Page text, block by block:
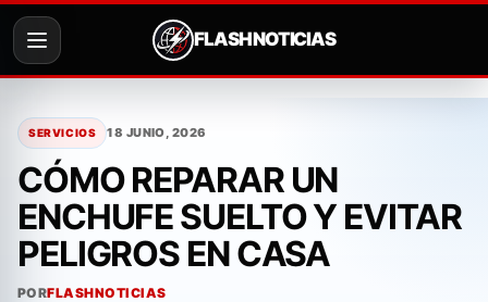
contenido
FLASH NOTICIAS
SERVICIOS 18 JUNIO, 2026
CÓMO REPARAR UN
ENCHUFE SUELTO Y EVITAR
PELIGROS EN CASA
PORFLASHNOTICIAS